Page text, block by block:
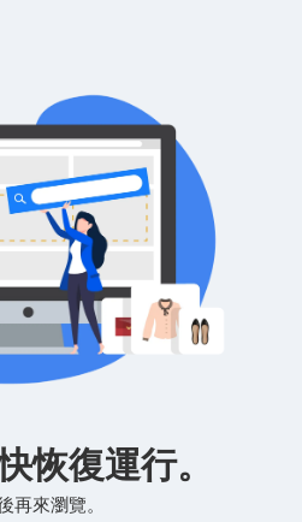
恢復運行。
再來瀏覽。